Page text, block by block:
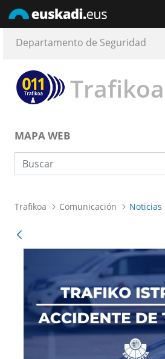
Trafikoa
Departamento de Seguridad
MAPA WEB
Búsqueda web
Trafikoa Comunicación Noticias